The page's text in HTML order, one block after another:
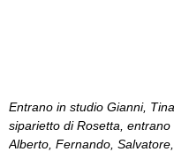
Entrano in studio Gianni,
siparietto di Rosetta,
Alberto, Fernando,